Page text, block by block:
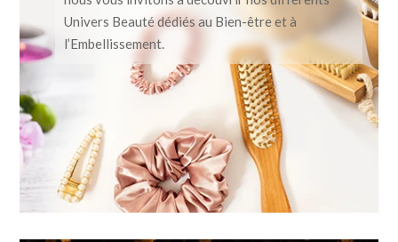
Univers Beauté dédiés au Bien-être et à
l’Embellissement.